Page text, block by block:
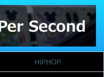
HIPHOP